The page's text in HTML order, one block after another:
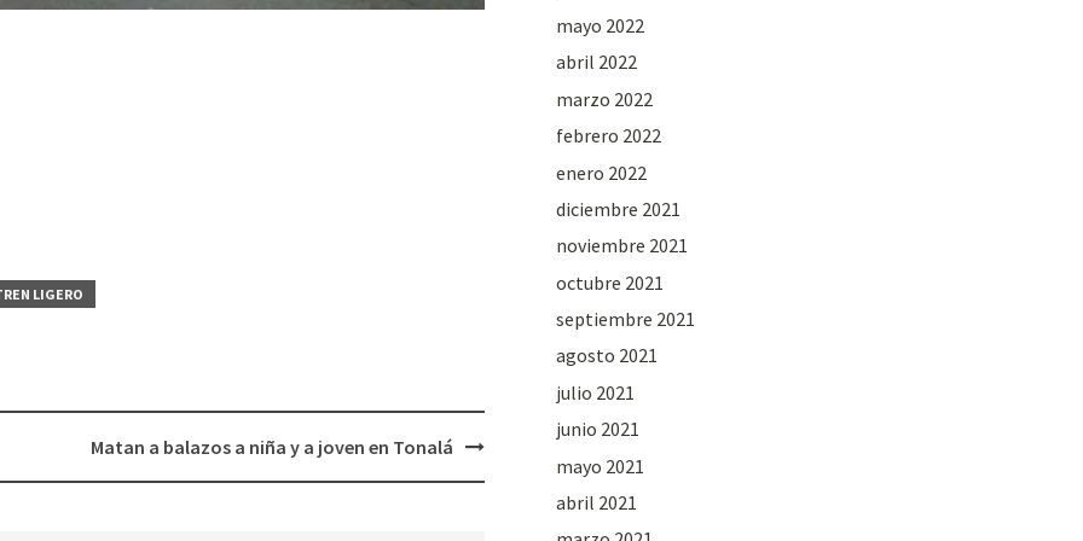
LIGERO
Matan a balazos a niña y a joven en Tonalá
mayo 2022
abril 2022
marzo 2022
febrero 2022
enero 2022
diciembre 2021
noviembre 2021
octubre 2021
septiembre 2021
agosto 2021
julio 2021
junio 2021
mayo 2021
abril 2021